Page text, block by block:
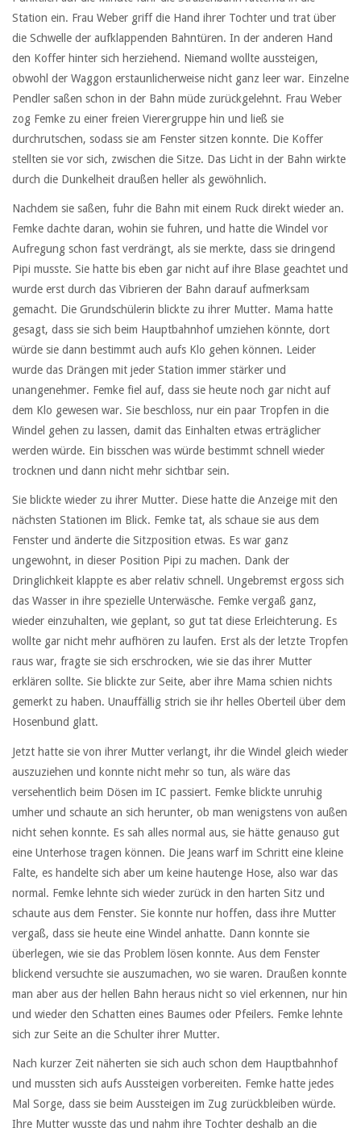
Station ein. Frau Weber griff die Hand ihrer Tochter und trat über
die Schwelle der aufklappenden Bahntüren. In der anderen Hand
den Koffer hinter sich herziehend. Niemand wollte aussteigen,
obwohl der Waggon erstaunlicherweise nicht ganz leer war. Einzelne
Pendler saßen schon in der Bahn müde zurückgelehnt. Frau Weber
zog Femke zu einer freien Vierergruppe hin und ließ sie
durchrutschen, sodass sie am Fenster sitzen konnte. Die Koffer
stellten sie vor sich, zwischen die Sitze. Das Licht in der Bahn wirkte
durch die Dunkelheit draußen heller als gewöhnlich.
Nachdem sie saßen, fuhr die Bahn mit einem Ruck direkt wieder an.
Femke dachte daran, wohin sie fuhren, und hatte die Windel vor
Aufregung schon fast verdrängt, als sie merkte, dass sie dringend
Pipi musste. Sie hatte bis eben gar nicht auf ihre Blase geachtet und
wurde erst durch das Vibrieren der Bahn darauf aufmerksam
gemacht. Die Grundschülerin blickte zu ihrer Mutter. Mama hatte
gesagt, dass sie sich beim Hauptbahnhof umziehen könnte, dort
würde sie dann bestimmt auch aufs Klo gehen können. Leider
wurde das Drängen mit jeder Station immer stärker und
unangenehmer. Femke fiel auf, dass sie heute noch gar nicht auf
dem Klo gewesen war. Sie beschloss, nur ein paar Tropfen in die
Windel gehen zu lassen, damit das Einhalten etwas erträglicher
werden würde. Ein bisschen was würde bestimmt schnell wieder
trocknen und dann nicht mehr sichtbar sein.
Sie blickte wieder zu ihrer Mutter. Diese hatte die Anzeige mit den
nächsten Stationen im Blick. Femke tat, als schaue sie aus dem
Fenster und änderte die Sitzposition etwas. Es war ganz
ungewohnt, in dieser Position Pipi zu machen. Dank der
Dringlichkeit klappte es aber relativ schnell. Ungebremst ergoss sich
das Wasser in ihre spezielle Unterwäsche. Femke vergaß ganz,
wieder einzuhalten, wie geplant, so gut tat diese Erleichterung. Es
wollte gar nicht mehr aufhören zu laufen. Erst als der letzte Tropfen
raus war, fragte sie sich erschrocken, wie sie das ihrer Mutter
erklären sollte. Sie blickte zur Seite, aber ihre Mama schien nichts
gemerkt zu haben. Unauffällig strich sie ihr helles Oberteil über dem
Hosenbund glatt.
Jetzt hatte sie von ihrer Mutter verlangt, ihr die Windel gleich wieder
auszuziehen und konnte nicht mehr so tun, als wäre das
versehentlich beim Dösen im IC passiert. Femke blickte unruhig
umher und schaute an sich herunter, ob man wenigstens von außen
nicht sehen konnte. Es sah alles normal aus, sie hätte genauso gut
eine Unterhose tragen können. Die Jeans warf im Schritt eine kleine
Falte, es handelte sich aber um keine hautenge Hose, also war das
normal. Femke lehnte sich wieder zurück in den harten Sitz und
schaute aus dem Fenster. Sie konnte nur hoffen, dass ihre Mutter
vergaß, dass sie heute eine Windel anhatte. Dann konnte sie
überlegen, wie sie das Problem lösen konnte. Aus dem Fenster
blickend versuchte sie auszumachen, wo sie waren. Draußen konnte
man aber aus der hellen Bahn heraus nicht so viel erkennen, nur hin
und wieder den Schatten eines Baumes oder Pfeilers. Femke lehnte
sich zur Seite an die Schulter ihrer Mutter.
Nach kurzer Zeit näherten sie sich auch schon dem Hauptbahnhof
und mussten sich aufs Aussteigen vorbereiten. Femke hatte jedes
Mal Sorge, dass sie beim Aussteigen im Zug zurückbleiben würde.
Ihre Mutter wusste das und nahm ihre Tochter deshalb an die